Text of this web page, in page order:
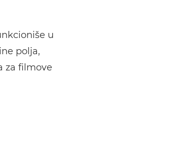
u
polja,
za filmove